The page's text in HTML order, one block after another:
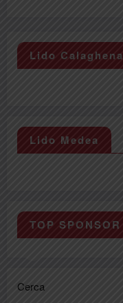
Lido Calaghena
Lido Medea
TOP SPONSOR
Cerca